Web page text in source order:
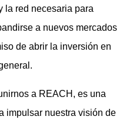
la red necesaria para
a nuevos mercados
de abrir la inversión en
a REACH, es una
impulsar nuestra visión de